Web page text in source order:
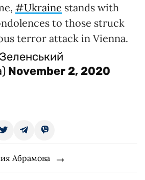
#Ukraine stands with
to those struck
terror attack in Vienna.
November 2, 2020
Абрамова